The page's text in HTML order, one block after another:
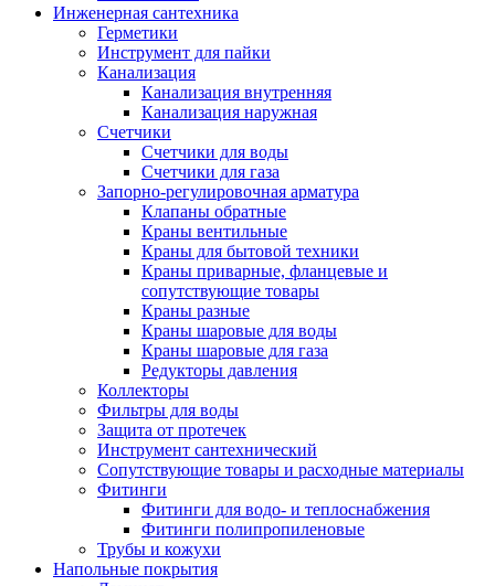
Инженерная сантехника
Герметики
Инструмент для пайки
Канализация
Канализация внутренняя
Канализация наружная
Счетчики
Счетчики для воды
Счетчики для газа
Запорно-регулировочная арматура
Клапаны обратные
Краны вентильные
Краны для бытовой техники
Краны приварные, фланцевые и
сопутствующие товары
Краны разные
Краны шаровые для воды
Краны шаровые для газа
Редукторы давления
Коллекторы
Фильтры для воды
Защита от протечек
Инструмент сантехнический
Сопутствующие товары и расходные материалы
Фитинги
Фитинги для водо- и теплоснабжения
Фитинги полипропиленовые
Трубы и кожухи
Напольные покрытия